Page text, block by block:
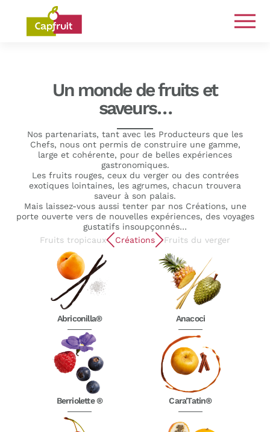
Engagés de la terre à l’assiette
Un monde de fruits et
saveurs…
Nos partenariats, tant avec les Producteurs que les
Chefs, nous ont permis de construire une gamme,
large et cohérente, pour de belles expériences
gastronomiques.
Les fruits rouges, ceux du verger ou des contrées
exotiques lointaines, les agrumes, chacun trouvera
saveur à son palais.
Mais laissez-vous aussi tenter par nos Créations, une
porte ouverte vers de nouvelles expériences, des voyages
gustatifs insoupçonnés…
Fruits tropicaux
Créations Fruits du verger
Abriconilla® Anacoci
Berriolette ® Cara'Tatin®